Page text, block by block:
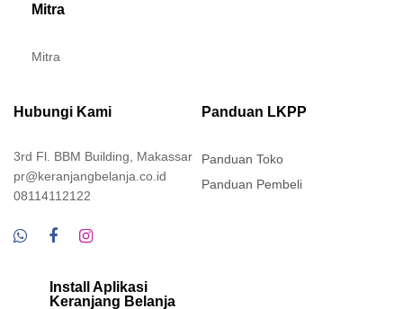
Mitra
Mitra
Hubungi Kami
3rd Fl. BBM Building, Makassar
pr@keranjangbelanja.co.id
08114112122
Panduan LKPP
Panduan Toko
Panduan Pembeli
Install Aplikasi
Keranjang Belanja